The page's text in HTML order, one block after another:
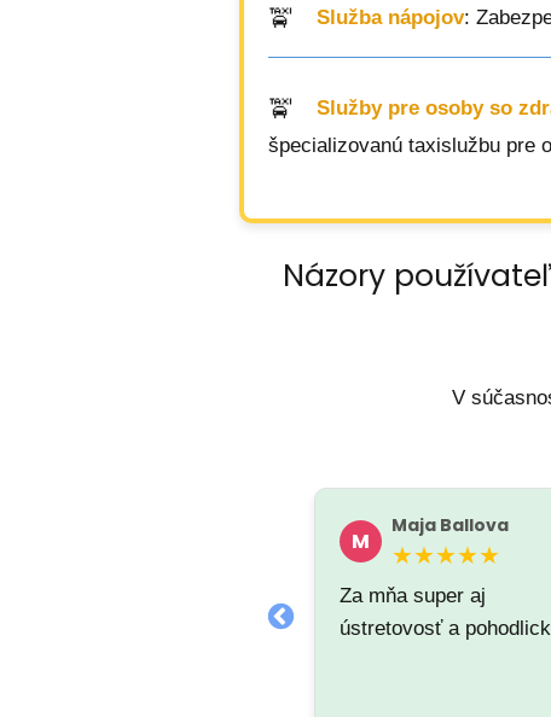
Služba nápojov:
Služby pre osoby so
špecializovanú taxislužbu pre
Názory
V
M
Maja Ballova
★★★★★
Za mňa super aj
ústretovosť a